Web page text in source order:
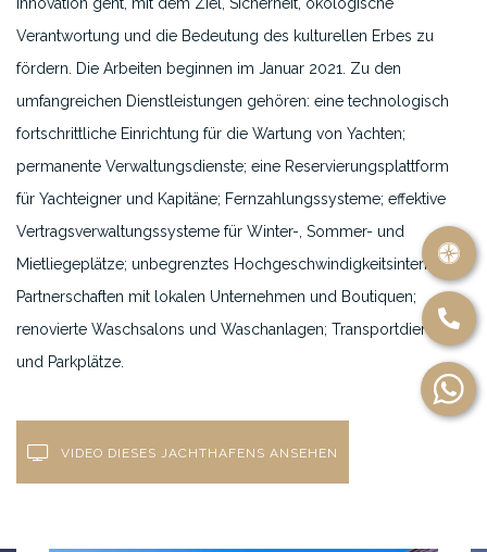
Verantwortung und die Bedeutung des kulturellen Erbes zu
fördern. Die Arbeiten beginnen im Januar 2021. Zu den
umfangreichen Dienstleistungen gehören: eine technologisch
fortschrittliche Einrichtung für die Wartung von Yachten;
permanente Verwaltungsdienste; eine Reservierungsplattform
für Yachteigner und Kapitäne; Fernzahlungssysteme; effektive
Vertragsverwaltungssysteme für Winter-, Sommer- und
Mietliegeplätze; unbegrenztes Hochgeschwindigkeitsinternet;
Partnerschaften mit lokalen Unternehmen und Boutiquen;
renovierte Waschsalons und Waschanlagen; Transportdienste
und Parkplätze.
VIDEO DIESES JACHTHAFENS ANSEHEN